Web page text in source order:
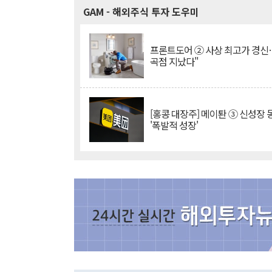
GAM - 해외주식 투자 도우미
프론트도어 ② 사상 최고가 경
곡점 지났다"
[홍콩 대장주] 메이퇀 ③ 신성장
'폭발적 성장'